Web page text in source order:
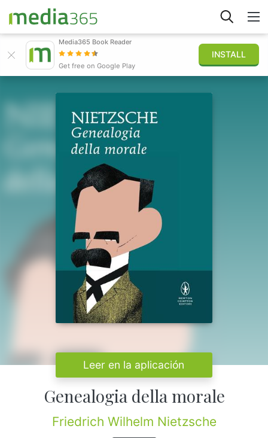
Iniciar sesión
Publicar
Media365 Book Reader
Get free on Google Play
INSTALL
Leer en la aplicación
Genealogia della morale
Friedrich Wilhelm Nietzsche